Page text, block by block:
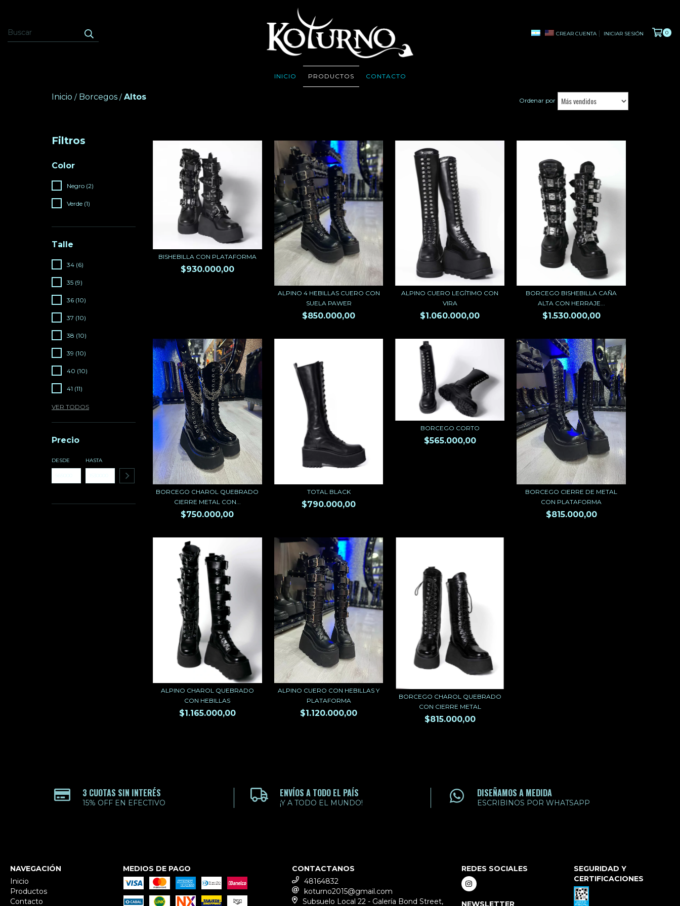
CREAR CUENTA INICIAR SESIÓN 0
INICIO PRODUCTOS CONTACTO
Inicio / Borcegos / Altos Ordenar por
Filtros
Color
Negro (2)
Verde (1)
Talle
34 (6)
35 (9)
36 (10)
37 (10)
38 (10)
39 (10)
40 (10)
41 (11)
VER TODOS
Precio
DESDE HASTA
BISHEBILLA CON PLATAFORMA
$930.000,00
ALPINO 4 HEBILLAS CUERO CON
SUELA PAWER
$850.000,00
ALPINO CUERO LEGÍTIMO CON
VIRA
$1.060.000,00
BORCEGO BISHEBILLA CAÑA
ALTA CON HERRAJE...
$1.530.000,00
BORCEGO CHAROL QUEBRADO
CIERRE METAL CON...
$750.000,00
TOTAL BLACK
$790.000,00
BORCEGO CORTO
$565.000,00
BORCEGO CIERRE DE METAL
CON PLATAFORMA
$815.000,00
ALPINO CHAROL QUEBRADO
CON HEBILLAS
$1.165.000,00
ALPINO CUERO CON HEBILLAS Y
PLATAFORMA
$1.120.000,00
BORCEGO CHAROL QUEBRADO
CON CIERRE METAL
$815.000,00
3 CUOTAS SIN INTERÉS
15% OFF EN EFECTIVO
ENVÍOS A TODO EL PAÍS
¡Y A TODO EL MUNDO!
DISEÑAMOS A MEDIDA
ESCRIBINOS POR WHATSAPP
NAVEGACIÓN
Inicio
Productos
Contacto
MEDIOS DE PAGO
CONTACTANOS
48164832
koturno2015@gmail.com
Subsuelo Local 22 - Galería Bond Street,
REDES SOCIALES
NEWSLETTER
SEGURIDAD Y
CERTIFICACIONES